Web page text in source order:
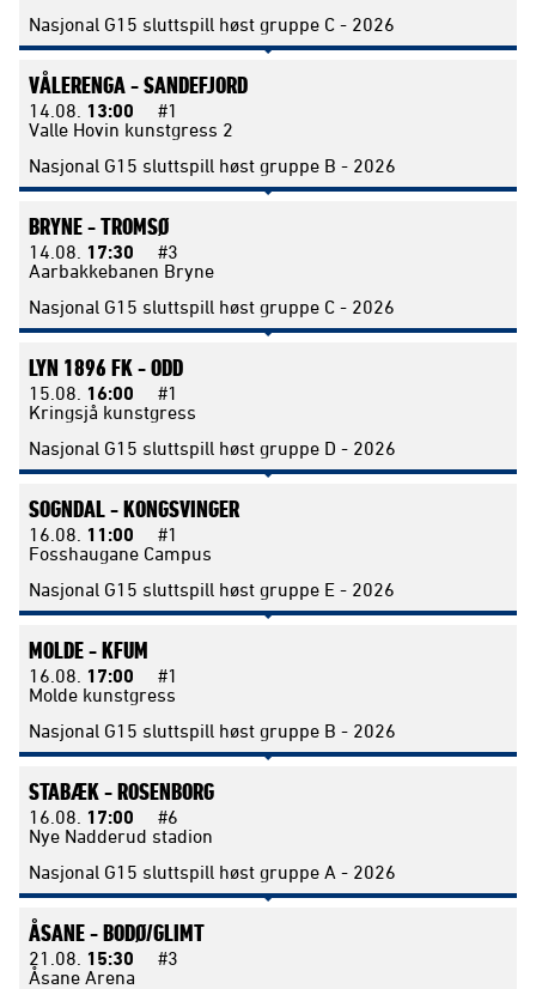
Nasjonal G15 sluttspill høst gruppe C - 2026
VÅLERENGA -SANDEFJORD
14.08. 13:00
#1
Valle Hovin kunstgress 2
Nasjonal G15 sluttspill høst gruppe B - 2026
BRYNE -TROMSØ
14.08. 17:30
#3
Aarbakkebanen Bryne
Nasjonal G15 sluttspill høst gruppe C - 2026
LYN 1896 FK -ODD
15.08. 16:00
#1
Kringsjå kunstgress
Nasjonal G15 sluttspill høst gruppe D - 2026
SOGNDAL -KONGSVINGER
16.08. 11:00
#1
Fosshaugane Campus
Nasjonal G15 sluttspill høst gruppe E - 2026
MOLDE -KFUM
16.08. 17:00
#1
Molde kunstgress
Nasjonal G15 sluttspill høst gruppe B - 2026
STABÆK -ROSENBORG
16.08. 17:00
#6
Nye Nadderud stadion
Nasjonal G15 sluttspill høst gruppe A - 2026
ÅSANE -BODØ/GLIMT
21.08. 15:30
#3
Åsane Arena